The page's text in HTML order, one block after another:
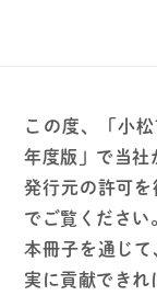
この度、「小
年度版」で当社
発行元の許可
でご覧ください
本冊子を通じ
実に貢献できれ